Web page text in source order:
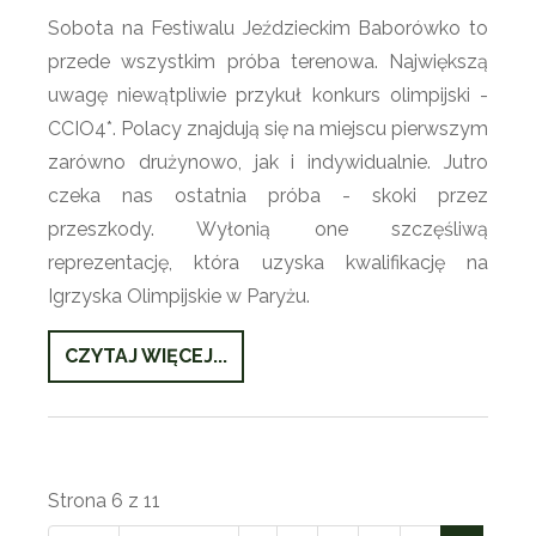
Sobota na Festiwalu Jeździeckim Baborówko to
przede wszystkim próba terenowa. Największą
uwagę niewątpliwie przykuł konkurs olimpijski -
CCIO4*. Polacy znajdują się na miejscu pierwszym
zarówno drużynowo, jak i indywidualnie. Jutro
czeka nas ostatnia próba - skoki przez
przeszkody. Wyłonią one szczęśliwą
reprezentację, która uzyska kwalifikację na
Igrzyska Olimpijskie w Paryżu.
CZYTAJ WIĘCEJ...
Strona 6 z 11